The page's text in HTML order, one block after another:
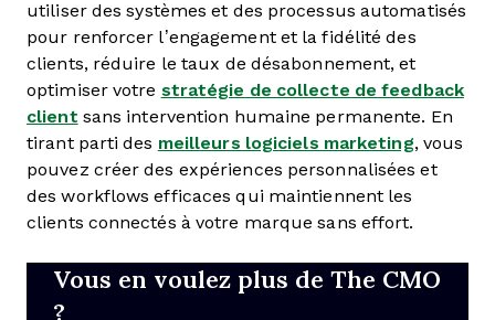
utiliser des systèmes et des processus automatisés
pour renforcer l’engagement et la fidélité des
clients, réduire le taux de désabonnement, et
optimiser votre stratégie de collecte de feedback
client sans intervention humaine permanente. En
tirant parti des meilleurs logiciels marketing, vous
pouvez créer des expériences personnalisées et
des workflows efficaces qui maintiennent les
clients connectés à votre marque sans effort.
Vous en voulez plus de The CMO
?